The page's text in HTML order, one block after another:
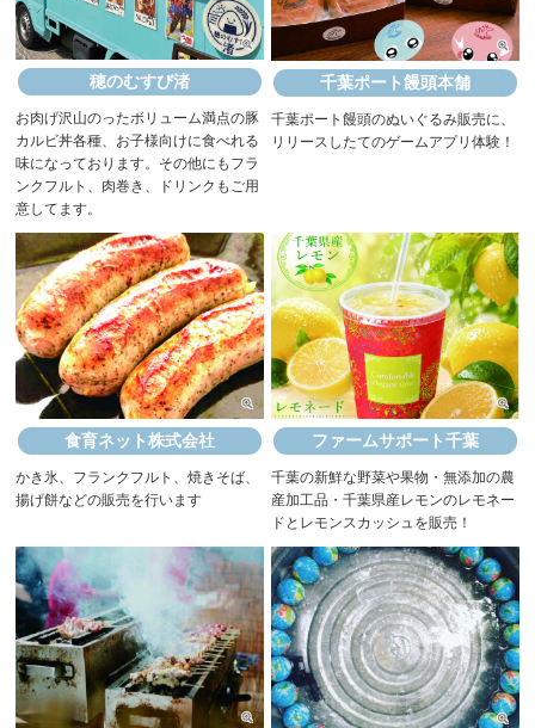
穂のむすび渚
お肉げ沢山のったボリューム満点の豚
カルビ丼各種、お子様向けに食べれる
味になっております。その他にもフラ
ンクフルト、肉巻き、ドリンクもご用
意してます。
千葉ポート饅頭本舗
千葉ポート饅頭のぬいぐるみ販売に、
リリースしたてのゲームアプリ体験！
食育ネット株式会社
かき氷、フランクフルト、焼きそば、
揚げ餅などの販売を行います
ファームサポート千葉
千葉の新鮮な野菜や果物・無添加の農
産加工品・千葉県産レモンのレモネー
ドとレモンスカッシュを販売！